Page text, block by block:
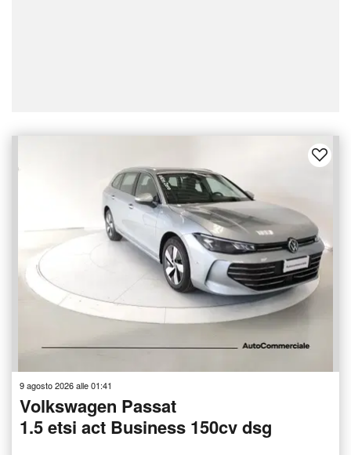
9 agosto 2026 alle 01:41
Volkswagen Passat
1.5 etsi act Business 150cv dsg